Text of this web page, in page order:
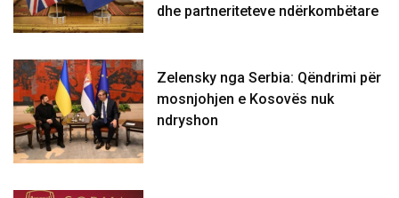
dhe partneriteteve ndërkombëtare
Zelensky nga Serbia: Qëndrimi për
mosnjohjen e Kosovës nuk
ndryshon